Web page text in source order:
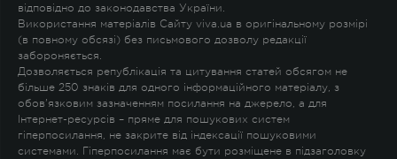
відповідно до законодавства України.
Використання матеріалів Сайту viva.ua в оригінальному розмірі
(в повному обсязі) без письмового дозволу редакції
забороняється.
Дозволяється републікація та цитування статей обсягом не
більше 250 знаків для одного інформаційного матеріалу, з
обов'язковим зазначенням посилання на джерело, а для
Інтернет-ресурсів – пряме для пошукових систем
гіперпосилання, не закрите від індексації пошуковими
системами. Гіперпосилання має бути розміщене в підзаголовку